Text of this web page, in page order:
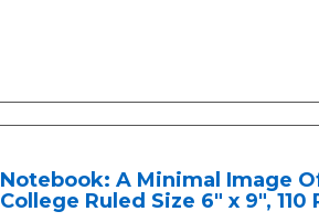
Notebook: A Minimal Image
College Ruled Size 6" x 9", 110